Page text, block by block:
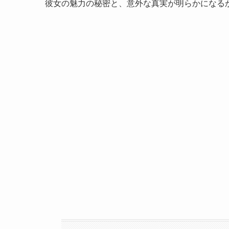
彼女の魅力の秘密と、意外な真実が明らかになる